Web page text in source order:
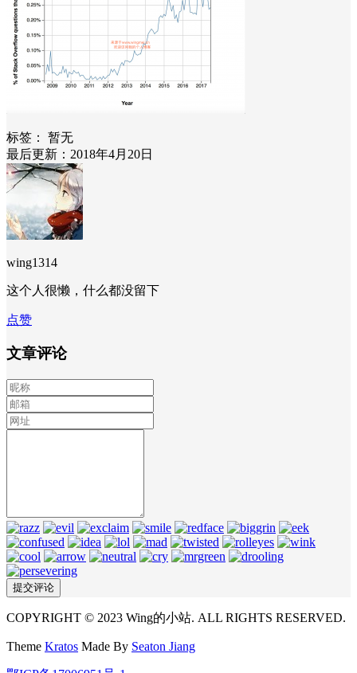
标签：
暂无
最后更新：2018年4月20日
wing1314
这个人很懒，什么都没留下
点赞
文章评论
COPYRIGHT © 2023 Wing的小站. ALL RIGHTS RESERVED.
Theme Kratos Made By Seaton Jiang